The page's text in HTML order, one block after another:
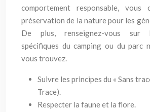
comportement responsable,
préservation de la nature pour les
De plus, renseignez-vous sur
spécifiques du camping ou du parc
vous trouvez.
Suivre les principes du « Sans
Trace).
Respecter la faune et la flore.